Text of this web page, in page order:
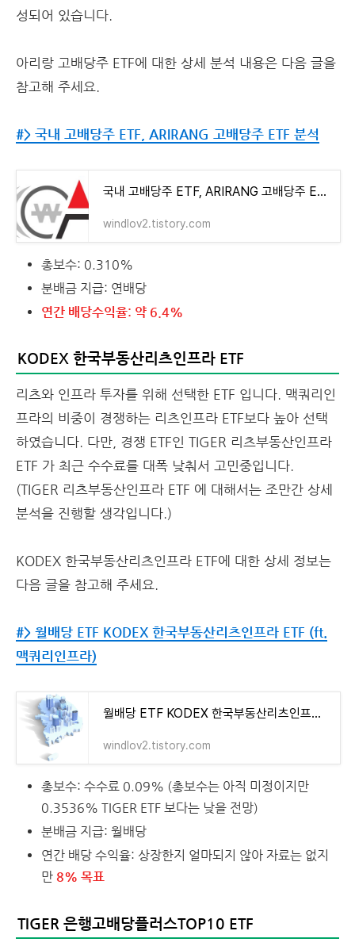
성되어 있습니다.
아리랑 고배당주 ETF에 대한 상세 분석 내용은 다음 글을
참고해 주세요.
#> 국내 고배당주 ETF, ARIRANG 고배당주 ETF 분석
국내 고배당주 ETF, ARIRANG 고배당주 ETF 분석
windlov2.tistory.com
총보수: 0.310%
분배금 지급: 연배당
연간 배당수익율: 약 6.4%
KODEX 한국부동산리츠인프라 ETF
리츠와 인프라 투자를 위해 선택한 ETF 입니다. 맥쿼리인
프라의 비중이 경쟁하는 리츠인프라 ETF보다 높아 선택
하였습니다. 다만, 경쟁 ETF인 TIGER 리츠부동산인프라
ETF 가 최근 수수료를 대폭 낮춰서 고민중입니다.
(TIGER 리츠부동산인프라 ETF 에 대해서는 조만간 상세
분석을 진행할 생각입니다.)
KODEX 한국부동산리츠인프라 ETF에 대한 상세 정보는
다음 글을 참고해 주세요.
#> 월배당 ETF KODEX 한국부동산리츠인프라 ETF (ft.
맥쿼리인프라)
월배당 ETF KODEX 한국부동산리츠인프라 ETF (ft. 맥쿼리인프라)
windlov2.tistory.com
총보수: 수수료 0.09% (총보수는 아직 미정이지만
0.3536% TIGER ETF 보다는 낮을 전망)
분배금 지급: 월배당
연간 배당 수익율: 상장한지 얼마되지 않아 자료는 없지
만 8% 목표
TIGER 은행고배당플러스TOP10 ETF